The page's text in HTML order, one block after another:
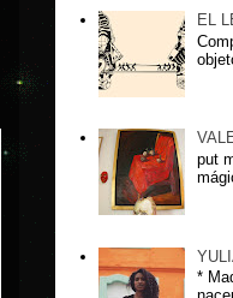
EL
put
*